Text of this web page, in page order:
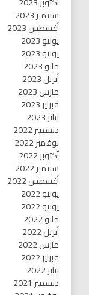
سبتمبر 2023
أغسطس 2023
يوليو 2023
يونيو 2023
مايو 2023
أبريل 2023
مارس 2023
فبراير 2023
يناير 2023
ديسمبر 2022
نوفمبر 2022
أكتوبر 2022
سبتمبر 2022
أغسطس 2022
يوليو 2022
يونيو 2022
مايو 2022
أبريل 2022
مارس 2022
فبراير 2022
يناير 2022
ديسمبر 2021